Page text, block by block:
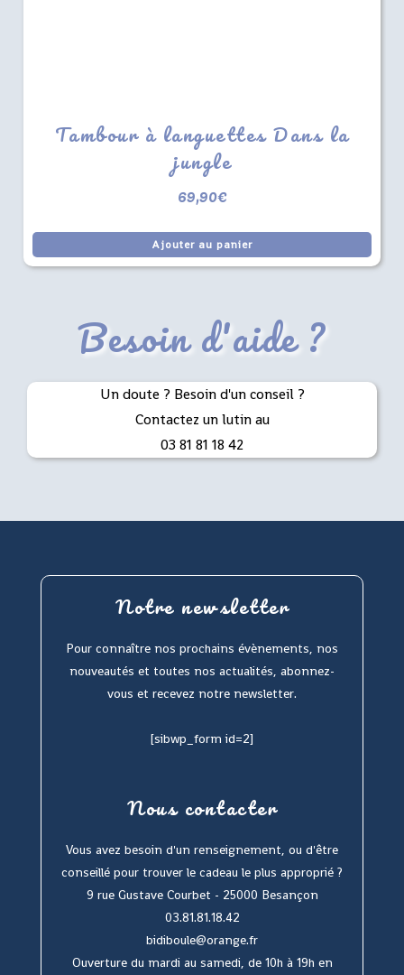
Tambour à languettes Dans la
jungle
69,90€
Ajouter au panier
Besoin d'aide ?
Un doute ? Besoin d'un conseil ?
Contactez un lutin au
03 81 81 18 42
Notre newsletter
Pour connaître nos prochains évènements, nos
nouveautés et toutes nos actualités, abonnez-
vous et recevez notre newsletter.
[sibwp_form id=2]
Nous contacter
Vous avez besoin d'un renseignement, ou d'être
conseillé pour trouver le cadeau le plus approprié ?
9 rue Gustave Courbet - 25000 Besançon
03.81.81.18.42
bidiboule@orange.fr
Ouverture du mardi au samedi, de 10h à 19h en